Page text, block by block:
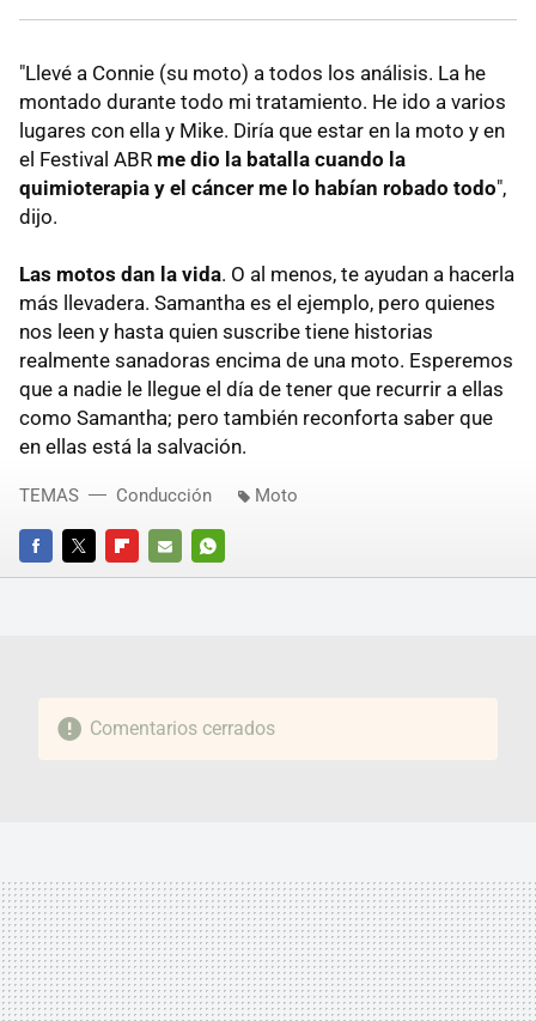
"Llevé a Connie (su moto) a todos los análisis. La he
montado durante todo mi tratamiento. He ido a varios
lugares con ella y Mike. Diría que estar en la moto y en
el Festival ABR me dio la batalla cuando la
quimioterapia y el cáncer me lo habían robado todo",
dijo.
Las motos dan la vida. O al menos, te ayudan a hacerla
más llevadera. Samantha es el ejemplo, pero quienes
nos leen y hasta quien suscribe tiene historias
realmente sanadoras encima de una moto. Esperemos
que a nadie le llegue el día de tener que recurrir a ellas
como Samantha; pero también reconforta saber que
en ellas está la salvación.
FACEBOOKTWITTERFLIPBOARD
E-
WHATSAPP
TEMAS Conducción Moto
Comentarios cerrados